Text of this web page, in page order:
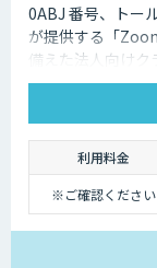
0ABJ 番号、トー
が提供する「
備えた法人向け
（PBX）を必要と
利用料金
※ご確認ください